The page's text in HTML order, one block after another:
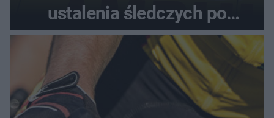
ustalenia śledczych po
dramatycznej akcji